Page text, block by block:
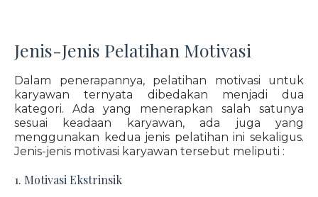
Jenis-Jenis Pelatihan Motivasi
Dalam penerapannya, pelatihan motivasi untuk
karyawan ternyata dibedakan menjadi dua
kategori. Ada yang menerapkan salah satunya
sesuai keadaan karyawan, ada juga yang
menggunakan kedua jenis pelatihan ini sekaligus.
Jenis-jenis motivasi karyawan tersebut meliputi :
1. Motivasi Ekstrinsik